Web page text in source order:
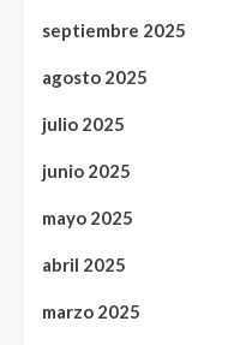
septiembre 2025
agosto 2025
julio 2025
junio 2025
mayo 2025
abril 2025
marzo 2025